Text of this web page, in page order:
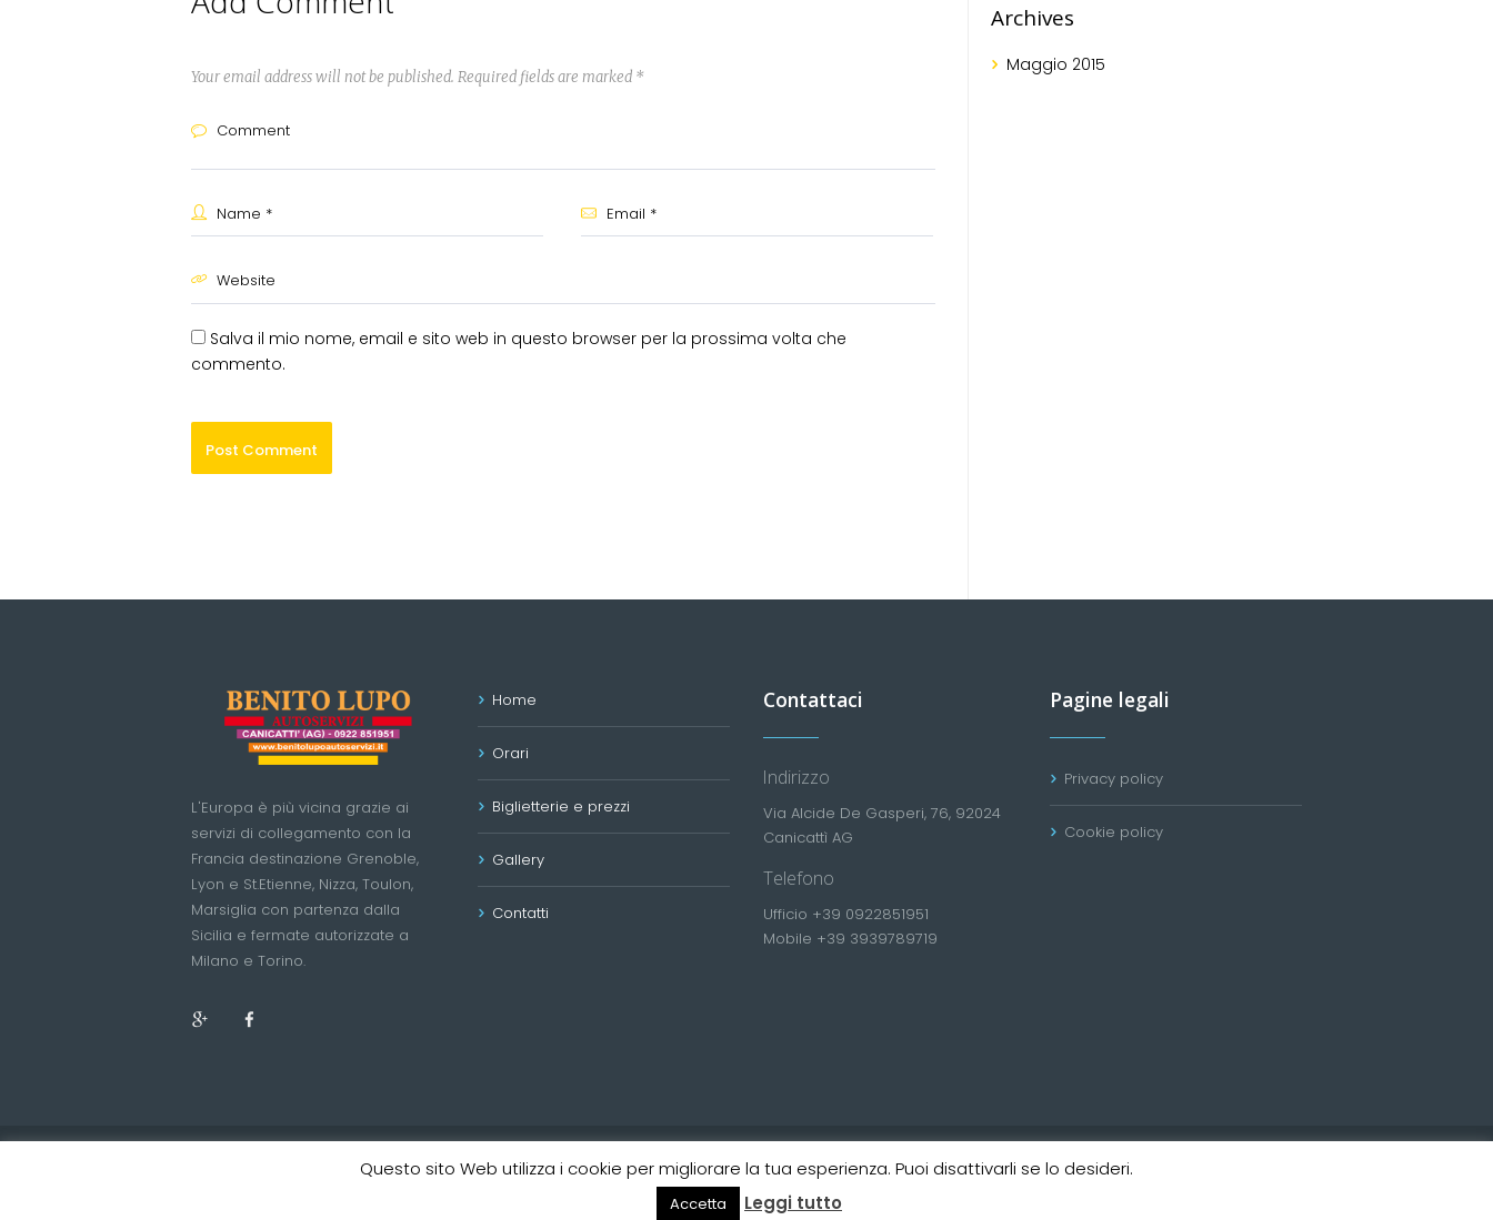
Your email address will not be published. Required fields are marked *
Salva il mio nome, email e sito web in questo browser per la prossima volta che
commento.
Archives
Maggio 2015
L'Europa è più vicina grazie ai
servizi di collegamento con la
Francia destinazione Grenoble,
Lyon e St.Etienne, Nizza, Toulon,
Marsiglia con partenza dalla
Sicilia e fermate autorizzate a
Milano e Torino.
Home
Orari
Biglietterie e prezzi
Gallery
Contatti
Contattaci
Indirizzo
Via Alcide De Gasperi, 76, 92024
Canicattì AG
Telefono
Ufficio +39 0922851951
Mobile +39 3939789719
Pagine legali
Privacy policy
Cookie policy
Benito Lupo Autoservizi © 2020 All Rights Reserved. Powered byDigitalab360
Questo sito Web utilizza i cookie per migliorare la tua esperienza. Puoi disattivarli se lo desideri.
Accetta Leggi tutto